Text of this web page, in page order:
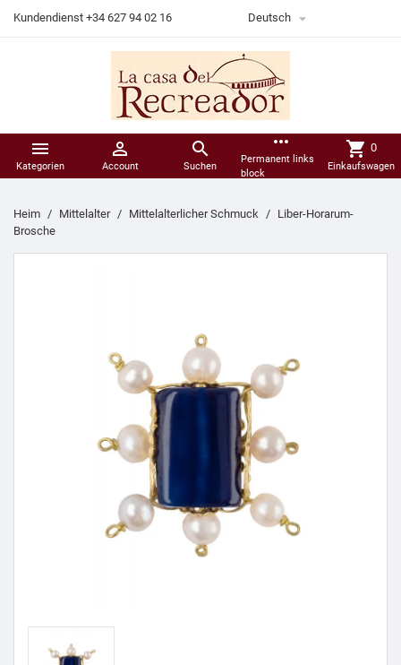
Kundendienst +34 627 94 02 16 Deutsch 

Kategorien

Account

Suchen
more_horiz
Permanent links
block
shopping_cart 0
Einkaufswagen
Heim Mittelalter Mittelalterlicher Schmuck
Liber-Horarum-
Brosche